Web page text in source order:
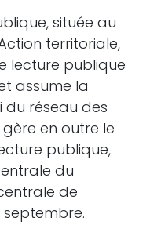
située au
territoriale,
lecture publique
assume la
du réseau des
en outre le
publique,
du
de
septembre.